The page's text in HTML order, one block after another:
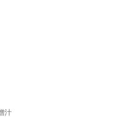
汁